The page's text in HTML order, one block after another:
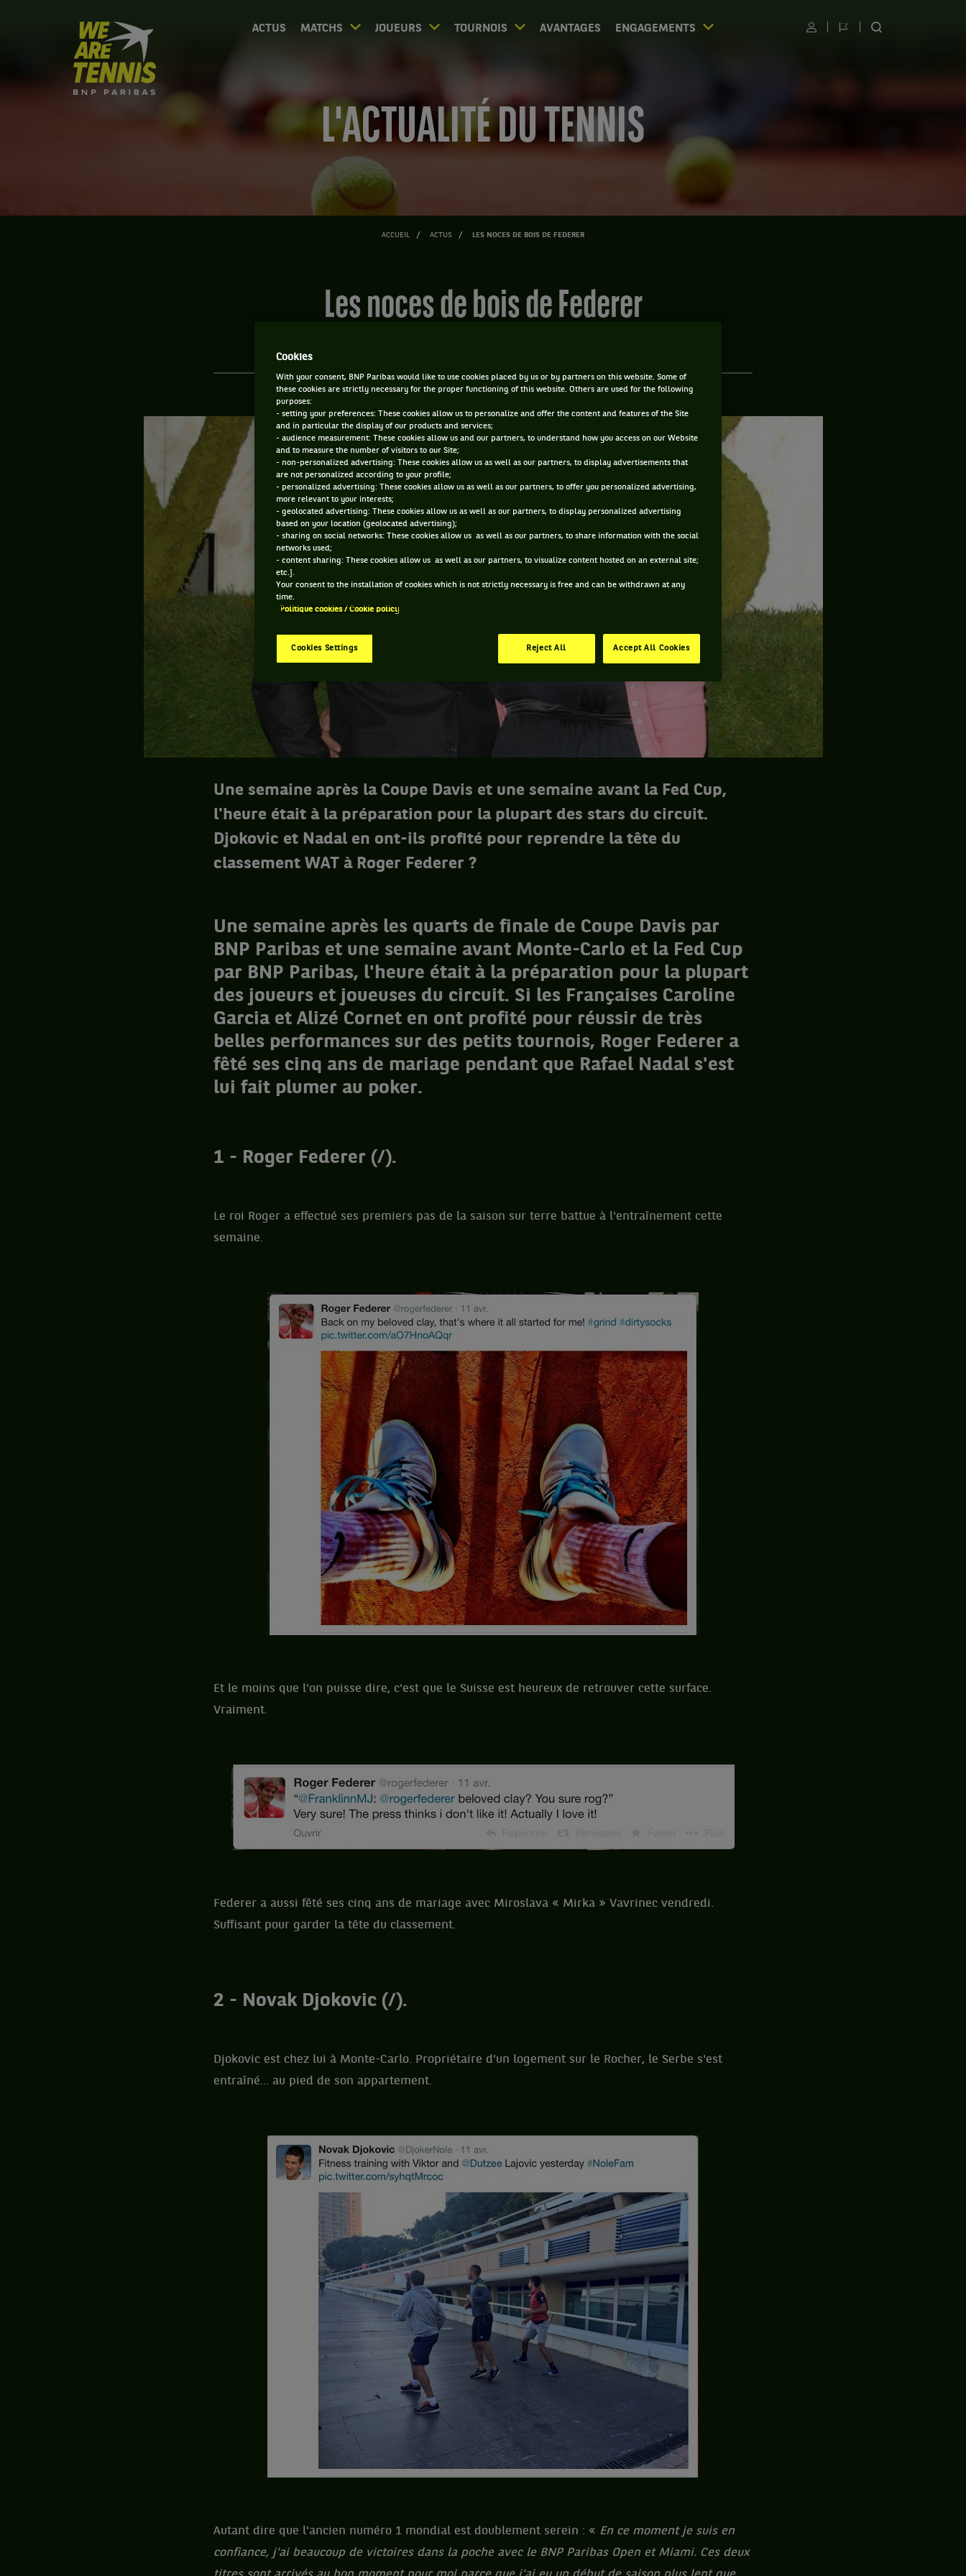
We
are
Tennis
by
BNP
ACTUS MATCHS JOUEURS TOURNOIS AVANTAGES ENGAGEMENTS UtilisateurChangerRECHERCHER
L'ACTUALITÉ DU TENNIS
ACCUEIL ACTUS LES NOCES DE BOIS DE FEDERER
Les noces de bois de Federer
Une semaine après la Coupe Davis et une semaine avant la Fed Cup,
l'heure était à la préparation pour la plupart des stars du circuit.
Djokovic et Nadal en ont-ils profité pour reprendre la tête du
classement WAT à Roger Federer ?
Une semaine après les quarts de finale de Coupe Davis par
BNP Paribas et une semaine avant Monte-Carlo et la Fed Cup
par BNP Paribas, l'heure était à la préparation pour la plupart
des joueurs et joueuses du circuit. Si les Françaises Caroline
Garcia et Alizé Cornet en ont profité pour réussir de très
belles performances sur des petits tournois, Roger Federer a
fêté ses cinq ans de mariage pendant que Rafael Nadal s'est
lui fait plumer au poker.
1 - Roger Federer (/).
Le roi Roger a effectué ses premiers pas de la saison sur terre battue à l'entraînement cette
semaine.
Et le moins que l'on puisse dire, c'est que le Suisse est heureux de retrouver cette surface.
Vraiment.
Federer a aussi fêté ses cinq ans de mariage avec Miroslava « Mirka » Vavrinec vendredi.
Suffisant pour garder la tête du classement.
2 - Novak Djokovic (/).
Djokovic est chez lui à Monte-Carlo. Propriétaire d’un logement sur le Rocher, le Serbe s'est
entraîné... au pied de son appartement.
Autant dire que l'ancien numéro 1 mondial est doublement serein : « En ce moment je suis en
confiance, j'ai beaucoup de victoires dans la poche avec le BNP Paribas Open et Miami. Ces deux
Cookies
With your consent, BNP Paribas would like to use cookies placed by us or by partners on this website. Some of
these cookies are strictly necessary for the proper functioning of this website. Others are used for the following
purposes:
- setting your preferences: These cookies allow us to personalize and offer the content and features of the Site
and in particular the display of our products and services;
- audience measurement: These cookies allow us and our partners, to understand how you access on our Website
and to measure the number of visitors to our Site;
- non-personalized advertising: These cookies allow us as well as our partners, to display advertisements that
are not personalized according to your profile;
- personalized advertising: These cookies allow us as well as our partners, to offer you personalized advertising,
more relevant to your interests;
- geolocated advertising: These cookies allow us as well as our partners, to display personalized advertising
based on your location (geolocated advertising);
- sharing on social networks: These cookies allow us as well as our partners, to share information with the social
networks used;
- content sharing: These cookies allow us as well as our partners, to visualize content hosted on an external site;
etc.].
Your consent to the installation of cookies which is not strictly necessary is free and can be withdrawn at any
time.
Politique cookies / Cookie policy
Cookies Settings Reject All Accept All Cookies